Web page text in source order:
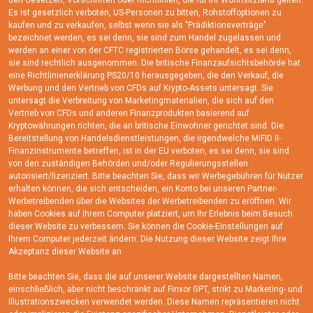
Es ist gesetzlich verboten, US-Personen zu bitten, Rohstoffoptionen zu
kaufen und zu verkaufen, selbst wenn sie als "Prädiktionsverträge"
bezeichnet werden, es sei denn, sie sind zum Handel zugelassen und
werden an einer von der CFTC registrierten Börse gehandelt, es sei denn,
sie sind rechtlich ausgenommen. Die britische Finanzaufsichtsbehörde hat
eine Richtlinienerklärung PS20/10 herausgegeben, die den Verkauf, die
Werbung und den Vertrieb von CFDs auf Krypto-Assets untersagt. Sie
untersagt die Verbreitung von Marketingmaterialien, die sich auf den
Vertrieb von CFDs und anderen Finanzprodukten basierend auf
Kryptowährungen richten, die an britische Einwohner gerichtet sind. Die
Bereitstellung von Handelsdienstleistungen, die irgendwelche MiFID II-
Finanzinstrumente betreffen, ist in der EU verboten, es sei denn, sie sind
von den zuständigen Behörden und/oder Regulierungsstellen
autorisiert/lizenziert. Bitte beachten Sie, dass wir Werbegebühren für Nutzer
erhalten können, die sich entscheiden, ein Konto bei unseren Partner-
Werbetreibenden über die Websites der Werbetreibenden zu eröffnen. Wir
haben Cookies auf Ihrem Computer platziert, um Ihr Erlebnis beim Besuch
dieser Website zu verbessern. Sie können die Cookie-Einstellungen auf
Ihrem Computer jederzeit ändern. Die Nutzung dieser Website zeigt Ihre
Akzeptanz dieser Website an.
Bitte beachten Sie, dass die auf unserer Website dargestellten Namen,
einschließlich, aber nicht beschränkt auf Finxor GPT, strikt zu Marketing- und
Illustrationszwecken verwendet werden. Diese Namen repräsentieren nicht